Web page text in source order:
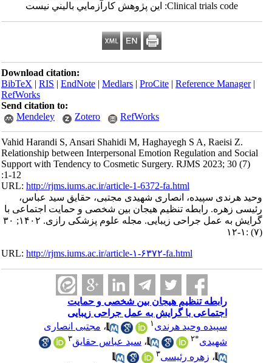
Clinical trials code: اين پژوهش کارآزمايي باليني نيست
Download citation:
BibTeX|RIS|EndNote|Medlars|ProCite|Reference Manager
RefWorks
Send citation to:
Mendeley
Zotero RefWorks
Vahid Harandi S, Ansari Shahidi M, Haghayegh S A, Raeisi Z.
Relationship between Interpersonal Emotion Regulation and Social
Support with Tendency to Cosmetic Surgery. RJMS 2023; 30 (7)
:1-12
URL:http://rjms.iums.ac.ir/article-1-6372-fa.html
وحید هرندی سپیده، انصاری شهیدی مجتبی، حقایق سید عباس،
رئیسی زهره. رابطه تنظیم هیجان بین شخصی و حمایت اجتماعی با
گرایش به عمل جراحی زیبایی. مجله علوم پزشکی رازی. ۱۴۰۲; ۳۰
URL:http://rjms.iums.ac.ir/article-۱-۶۳۷۲-fa.html
رابطه تنظیم هیجان بین شخصی و حمایت
اجتماعی با گرایش به عمل جراحی زیبایی
سپیده وحید هرندی۱ ،مجتبی انصاری
شهیدی
۲ ،سید عباس حقایق۳
،زهره رئیسی